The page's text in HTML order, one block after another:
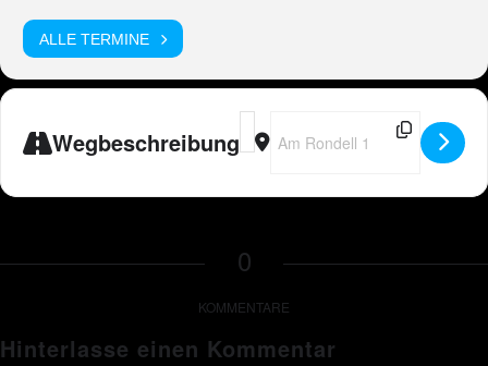
ALLE TERMINE
Wegbeschreibung
Address - Peter Wackel LIVE in
Destination Address - Peter
0
KOMMENTARE
Hinterlasse einen Kommentar